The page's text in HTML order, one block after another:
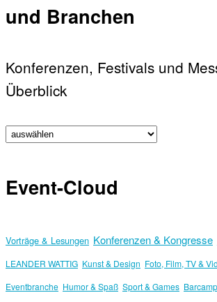
und Branchen
Konferenzen, Festivals und
Überblick
Event-Cloud
Vorträge & Lesungen Konferenzen & Kongresse
LEANDER WATTIG Kunst & Design Foto, Film, TV &
Eventbranche Humor & Spaß Sport & Games